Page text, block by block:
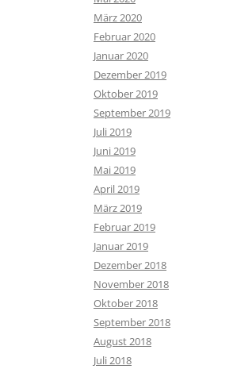
März 2020
Februar 2020
Januar 2020
Dezember 2019
Oktober 2019
September 2019
Juli 2019
Juni 2019
Mai 2019
April 2019
März 2019
Februar 2019
Januar 2019
Dezember 2018
November 2018
Oktober 2018
September 2018
August 2018
Juli 2018